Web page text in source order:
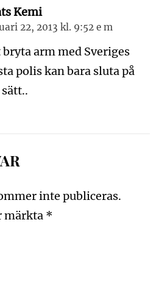
Kemi
22, 2013 kl. 9:52 e m
bryta arm med Sveriges
polis kan bara sluta på
inte publiceras.
märkta *